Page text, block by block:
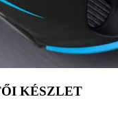
KÉSZLET